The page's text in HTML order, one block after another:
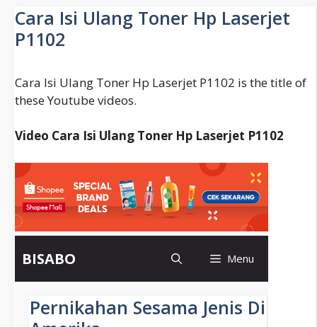
Me
A
Cara Isi Ulang Toner Hp Laserjet
P1102
Cara Isi Ulang Toner Hp Laserjet P1102 is the title of
these Youtube videos.
Video Cara Isi Ulang Toner Hp Laserjet P1102